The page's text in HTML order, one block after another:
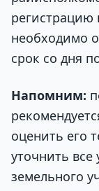
регистрацию
необходимо
срок со дня
Напомним:
оценить его
уточнить все
земельного